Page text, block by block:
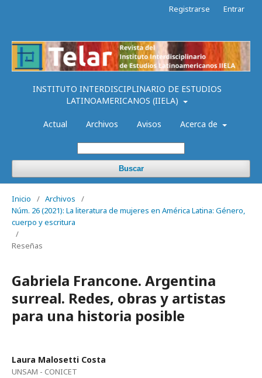
INSTITUTO INTERDISCIPLINARIO DE ESTUDIOS
LATINOAMERICANOS (IIELA)
Actual Archivos Avisos Acerca de
Buscar
Registrarse Entrar
Inicio / Archivos
/
Núm. 26 (2021): La literatura de mujeres en América Latina: Género,
cuerpo y escritura
/
Reseñas
Gabriela Francone. Argentina
surreal. Redes, obras y artistas
para una historia posible
Laura Malosetti Costa
UNSAM - CONICET